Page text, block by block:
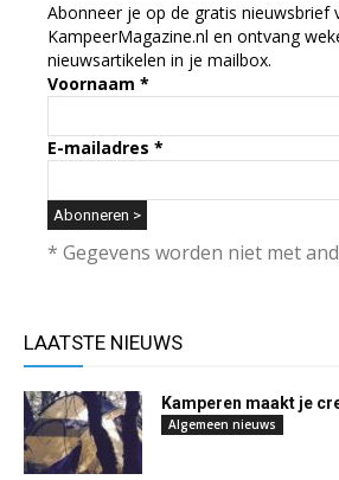
Abonneer je op de gratis nieuwsbrief
KampeerMagazine.nl en ontvang
nieuwsartikelen in je mailbox.
Voornaam *
E-mailadres *
* Gegevens worden niet met
LAATSTE NIEUWS
Kamperen maakt je
Algemeen nieuws